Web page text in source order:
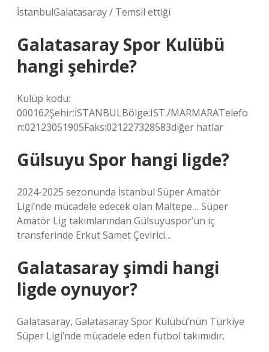
İstanbulGalatasaray / Temsil ettiği
Galatasaray Spor Kulübü
hangi şehirde?
Kulüp kodu:
000162Şehir:İSTANBULBölge:IST./MARMARATelefo
n:02123051905Faks:021227328583diğer hatlar
Gülsuyu Spor hangi ligde?
2024-2025 sezonunda İstanbul Süper Amatör
Ligi’nde mücadele edecek olan Maltepe… Süper
Amatör Lig takımlarından Gülsuyuspor’un iç
transferinde Erkut Samet Çevirici…
Galatasaray şimdi hangi
ligde oynuyor?
Galatasaray, Galatasaray Spor Kulübü’nün Türkiye
Süper Ligi’nde mücadele eden futbol takımıdır.